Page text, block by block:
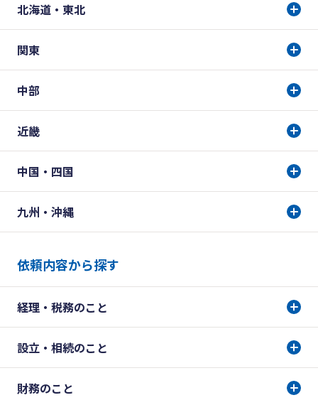
北海道・東北
関東
中部
近畿
中国・四国
九州・沖縄
依頼内容から探す
経理・税務のこと
設立・相続のこと
財務のこと